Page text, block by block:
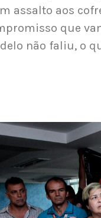
assalto aos
que
não faliu, o